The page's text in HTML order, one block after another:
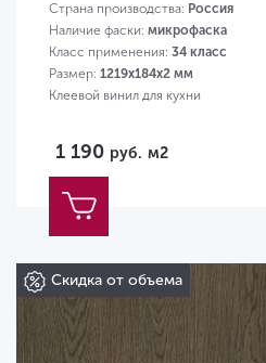
Страна производства: Россия
Наличие фаски: микрофаска
Класс применения: 34 класс
Размер: 1219х184х2 мм
Клеевой винил для кухни
1 190 руб. м2
Скидка от объема